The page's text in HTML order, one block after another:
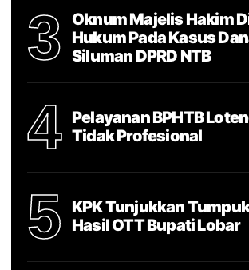
3
Oknum Majelis Hakim
Hukum Pada Kasus
Siluman DPRD NTB
4
Pelayanan BPHTB
Tidak Profesional
5
KPK Tunjukkan
Hasil OTT Bupati Lobar